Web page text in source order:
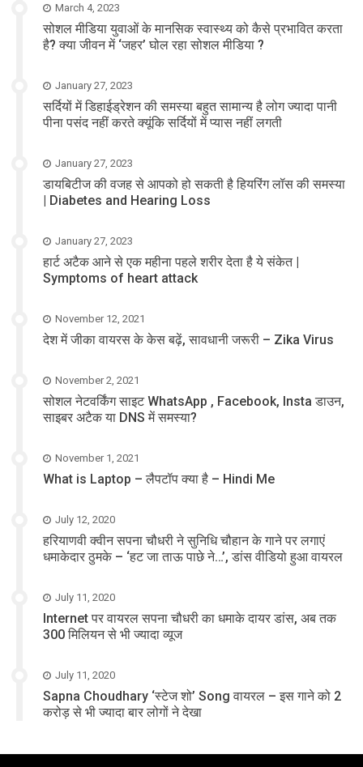
March 4, 2023
सोशल मीडिया युवाओं के मानसिक स्वास्थ्य को कैसे प्रभावित करता
है? क्या जीवन में ‘जहर’ घोल रहा सोशल मीडिया ?
January 27, 2023
सर्दियों में डिहाईड्रेशन की समस्या बहुत सामान्य है लोग ज्यादा पानी
पीना पसंद नहीं करते क्यूंकि सर्दियों में प्यास नहीं लगती
January 27, 2023
डायबिटीज की वजह से आपको हो सकती है हियरिंग लॉस की समस्या
| Diabetes and Hearing Loss
January 27, 2023
हार्ट अटैक आने से एक महीना पहले शरीर देता है ये संकेत |
Symptoms of heart attack
November 12, 2021
देश में जीका वायरस के केस बढ़ें, सावधानी जरूरी – Zika Virus
November 2, 2021
सोशल नेटवर्किंग साइट WhatsApp , Facebook, Insta डाउन,
साइबर अटैक या DNS में समस्या?
November 1, 2021
What is Laptop – लैपटॉप क्या है – Hindi Me
July 12, 2020
हरियाणवी क्वीन सपना चौधरी ने सुनिधि चौहान के गाने पर लगाएं
धमाकेदार ठुमके – ‘हट जा ताऊ पाछे ने…’, डांस वीडियो हुआ वायरल
July 11, 2020
Internet पर वायरल सपना चौधरी का धमाके दायर डांस, अब तक
300 मिलियन से भी ज्यादा व्यूज
July 11, 2020
Sapna Choudhary ‘स्टेज शो’ Song वायरल – इस गाने को 2
करोड़ से भी ज्यादा बार लोगों ने देखा